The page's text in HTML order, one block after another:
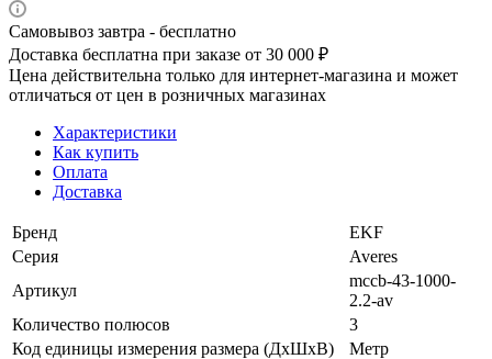
Самовывоз завтра - бесплатно
Доставка бесплатна при заказе от 30 000 ₽
Цена действительна только для интернет-магазина и может
отличаться от цен в розничных магазинах
Характеристики
Как купить
Оплата
Доставка
Бренд
EKF
Серия
Averes
Артикул
mccb-43-1000-
2.2-av
Количество полюсов
3
Код единицы измерения размера (ДхШхВ)
Метр